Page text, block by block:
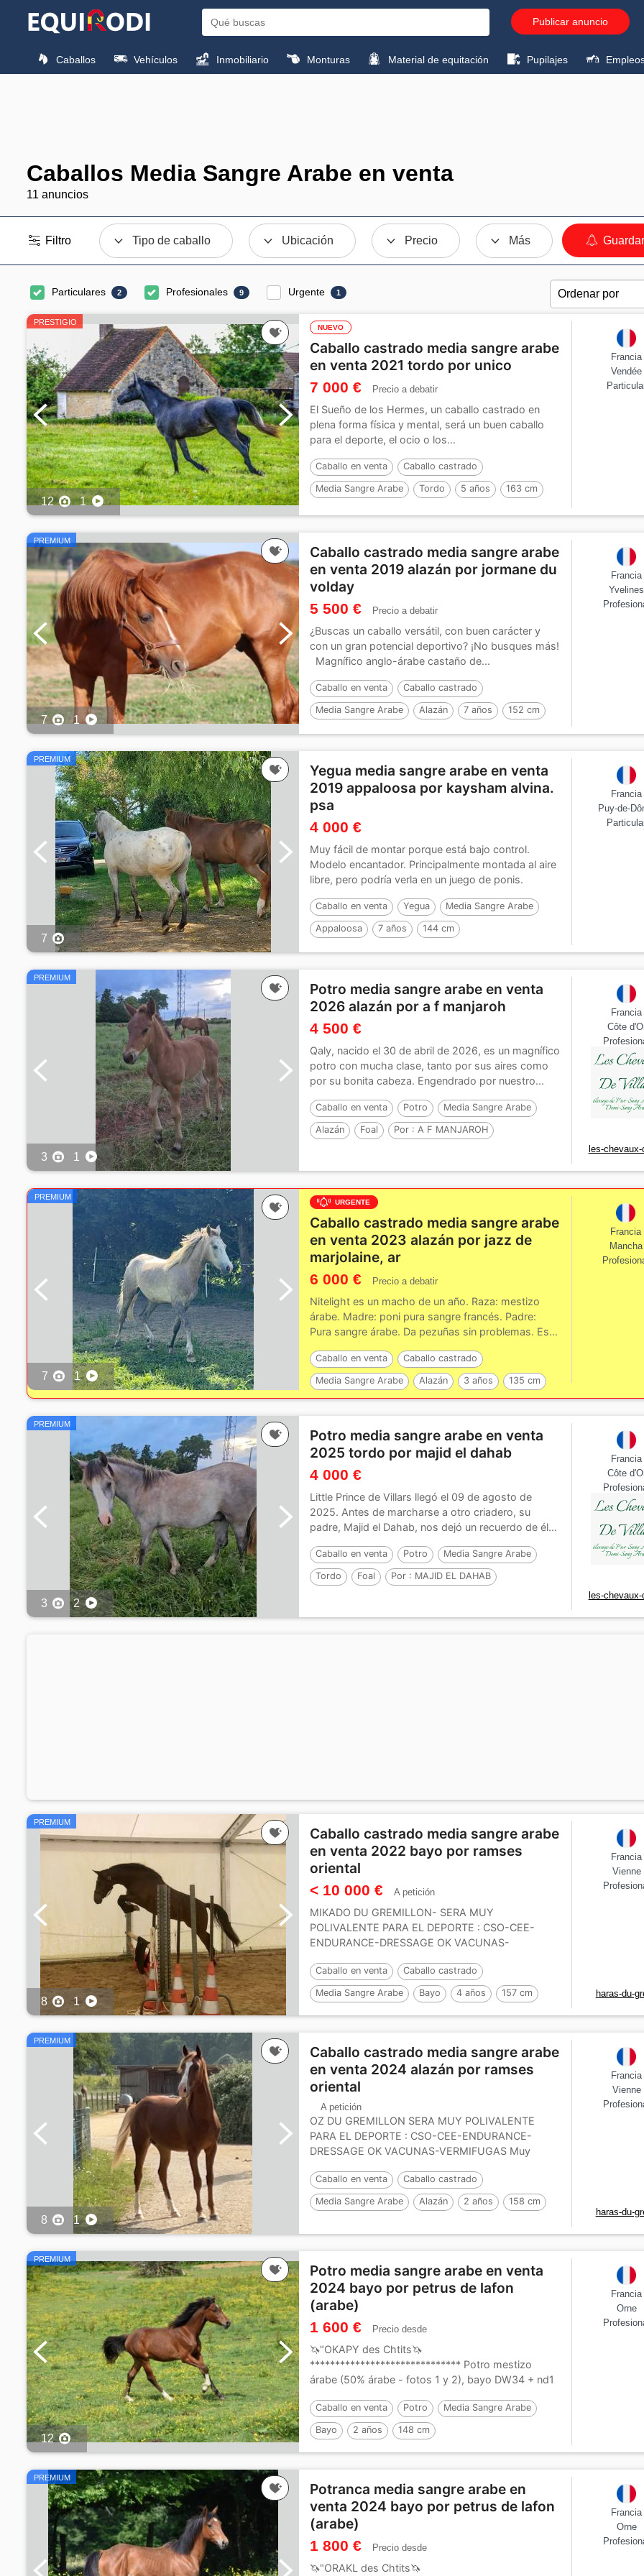
Publicar anuncio
Caballos Vehículos Inmobiliario Monturas Material de equitación Pupilajes
Caballos Media Sangre Arabe en venta
11 anuncios
Filtro Tipo de caballo Ubicación Precio Más
Particulares 2 Profesionales 9 Urgente 1
PRESTIGIO
12 1
NUEVO
Caballo castrado media sangre arabe
en venta 2021 tordo por unico
7 000 € Precio a debatir
El Sueño de los Hermes, un caballo castrado en
plena forma física y mental, será un buen caballo
para el deporte, el ocio o los...
Caballo en venta Caballo castrado
Media Sangre Arabe Tordo 5 años 163 cm
Francia
Vendée
PREMIUM
7 1
Caballo castrado media sangre arabe
en venta 2019 alazán por jormane du
volday
5 500 € Precio a debatir
¿Buscas un caballo versátil, con buen carácter y
con un gran potencial deportivo? ¡No busques más!
Magnífico anglo-árabe castaño de...
Caballo en venta Caballo castrado
Media Sangre Arabe Alazán 7 años 152 cm
Por :JORMANE DU VOLDAY
Francia
Yvelines
PREMIUM
7
Yegua media sangre arabe en venta
2019 appaloosa por kaysham alvina.
psa
4 000 €
Muy fácil de montar porque está bajo control.
Modelo encantador. Principalmente montada al aire
libre, pero podría verla en un juego de ponis.
Caballo en venta Yegua Media Sangre Arabe
Appaloosa 7 años 144 cm
Por :Kaysham Alvina. PSA
Francia
Puy-de-
PREMIUM
3 1
Potro media sangre arabe en venta
2026 alazán por a f manjaroh
4 500 €
Qaly, nacido el 30 de abril de 2026, es un magnífico
potro con mucha clase, tanto por sus aires como
por su bonita cabeza. Engendrado por nuestro...
Caballo en venta Potro Media Sangre Arabe
Alazán Foal Por :A F MANJAROH
Francia
Côte
les-chevaux-
PREMIUM
7 1
URGENTE
Caballo castrado media sangre arabe
en venta 2023 alazán por jazz de
marjolaine, ar
6 000 € Precio a debatir
Nitelight es un macho de un año. Raza: mestizo
árabe. Madre: poni pura sangre francés. Padre:
Pura sangre árabe. Da pezuñas sin problemas. Es...
Caballo en venta Caballo castrado
Media Sangre Arabe Alazán 3 años 135 cm
Por :JAZZ DE MARJOLAINE, AR
Francia
Mancha
PREMIUM
3 2
Potro media sangre arabe en venta
2025 tordo por majid el dahab
4 000 €
Little Prince de Villars llegó el 09 de agosto de
2025. Antes de marcharse a otro criadero, su
padre, Majid el Dahab, nos dejó un recuerdo de él...
Caballo en venta Potro Media Sangre Arabe
Tordo Foal Por : MAJID EL DAHAB
Francia
Côte
les-chevaux-
PREMIUM
8 1
Caballo castrado media sangre arabe
en venta 2022 bayo por ramses
oriental
< 10 000 € A petición
MIKADO DU GREMILLON- SERA MUY
POLIVALENTE PARA EL DEPORTE : CSO-CEE-
ENDURANCE-DRESSAGE OK VACUNAS-
Caballo en venta Caballo castrado
Media Sangre Arabe Bayo 4 años 157 cm
Por :RAMSES ORIENTAL
Francia
Vienne
haras-du-
PREMIUM
8 1
Caballo castrado media sangre arabe
en venta 2024 alazán por ramses
oriental
A petición
OZ DU GREMILLON SERA MUY POLIVALENTE
PARA EL DEPORTE : CSO-CEE-ENDURANCE-
DRESSAGE OK VACUNAS-VERMIFUGAS Muy
Caballo en venta Caballo castrado
Media Sangre Arabe Alazán 2 años 158 cm
Francia
Vienne
haras-du-
PREMIUM
12
Potro media sangre arabe en venta
2024 bayo por petrus de lafon
(arabe)
1 600 € Precio desde
🦄"OKAPY des Chtits🦄
****************************** Potro mestizo
árabe (50% árabe - fotos 1 y 2), bayo DW34 + nd1
Caballo en venta Potro Media Sangre Arabe
Bayo 2 años 148 cm
Por :Petrus de Lafon (Arabe)
Francia
Orne
PREMIUM
Potranca media sangre arabe en
venta 2024 bayo por petrus de lafon
(arabe)
1 800 € Precio desde
🦄"ORAKL des Chtits🦄
Francia
Orne